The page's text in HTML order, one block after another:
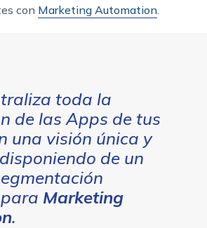
con Marketing Automation
toda la
de las Apps de tus
una visión única y
de un
Marketing
.